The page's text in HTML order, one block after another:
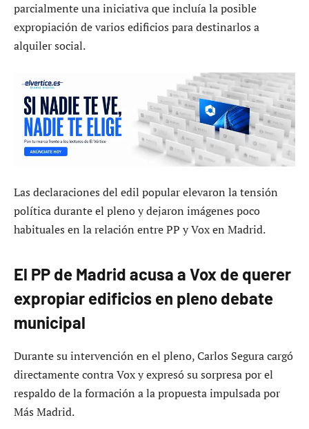
parcialmente una iniciativa que incluía la posible
expropiación de varios edificios para destinarlos a
alquiler social.
Las declaraciones del edil popular elevaron la tensión
política durante el pleno y dejaron imágenes poco
habituales en la relación entre PP y Vox en Madrid.
El PP de Madrid acusa a Vox de querer
expropiar edificios en pleno debate
municipal
Durante su intervención en el pleno, Carlos Segura cargó
directamente contra Vox y expresó su sorpresa por el
respaldo de la formación a la propuesta impulsada por
Más Madrid.